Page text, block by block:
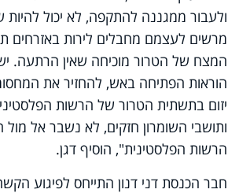
ולעבור ממגננה להתקפה, לא יכול להיות
מרשים לעצמם מחבלים לירות באזרחים
המצח של הטרור מוכיחה שאין הרתעה.
הוראות הפתיחה באש, להחזיר את
יזום בתשתית הטרור של הרשות
ותושבי השומרון חזקים, לא נשבר אל
הרשות הפלסטינית", הוסיף דגן.
חבר הכנסת דני דנון התייחס לפיגוע